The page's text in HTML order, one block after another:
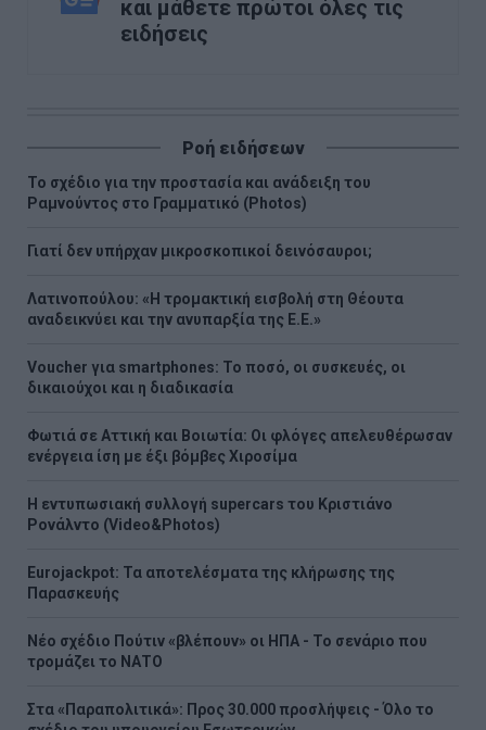
και μάθετε πρώτοι όλες τις
ειδήσεις
Ροή ειδήσεων
Το σχέδιο για την προστασία και ανάδειξη του
Ραμνούντος στο Γραμματικό (Photos)
Γιατί δεν υπήρχαν μικροσκοπικοί δεινόσαυροι;
Λατινοπούλου: «Η τρομακτική εισβολή στη Θέουτα
αναδεικνύει και την ανυπαρξία της Ε.Ε.»
Voucher για smartphones: Το ποσό, οι συσκευές, οι
δικαιούχοι και η διαδικασία
Φωτιά σε Αττική και Βοιωτία: Οι φλόγες απελευθέρωσαν
ενέργεια ίση με έξι βόμβες Χιροσίμα
H εντυπωσιακή συλλογή supercars του Κριστιάνο
Ρονάλντο (Video&Photos)
Eurojackpot: Τα αποτελέσματα της κλήρωσης της
Παρασκευής
Νέο σχέδιο Πούτιν «βλέπουν» οι ΗΠΑ - Το σενάριο που
τρομάζει το ΝΑΤΟ
Στα «Παραπολιτικά»: Προς 30.000 προσλήψεις - Όλο το